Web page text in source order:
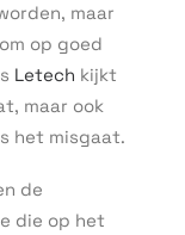
maar
op goed
Letech kijkt
maar ook
het misgaat.
de
die op het